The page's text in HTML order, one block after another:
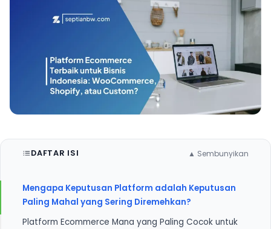
DAFTAR ISI ▲ Sembunyikan
Mengapa Keputusan Platform adalah Keputusan
Paling Mahal yang Sering Diremehkan?
Platform Ecommerce Mana yang Paling Cocok untuk